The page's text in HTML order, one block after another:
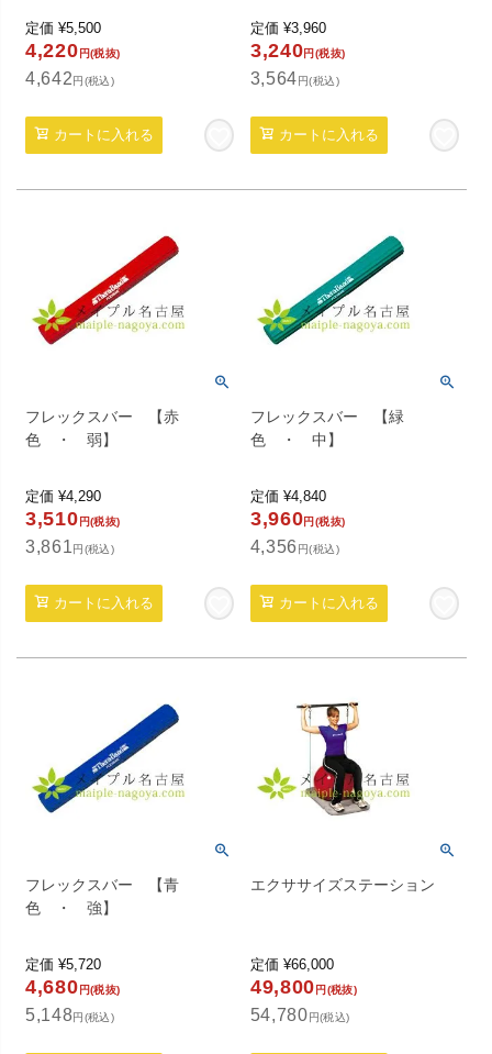
定価 ¥5,500
4,220 円(税抜)
4,642 円(税込)
カートに入れる
定価 ¥3,960
3,240円(税抜)
3,564 円(税込)
カートに入れる
フレックスバー 【赤
色 ・ 弱】
定価 ¥4,290
3,510 円(税抜)
3,861 円(税込)
カートに入れる
フレックスバー 【緑
色 ・ 中】
定価 ¥4,840
3,960円(税抜)
4,356 円(税込)
カートに入れる
フレックスバー 【青
色 ・ 強】
定価 ¥5,720
4,680 円(税抜)
5,148円(税込)
エクササイズステーション
定価 ¥66,000
49,800 円(税抜)
54,780 円(税込)